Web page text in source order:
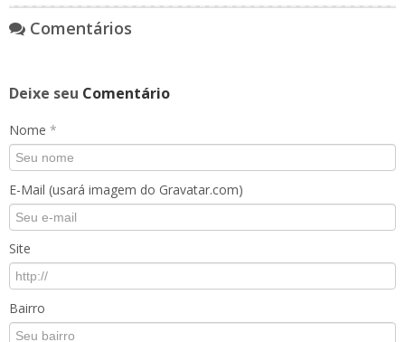
Comentários
Deixe seu Comentário
Nome *
E-Mail (usará imagem do Gravatar.com)
Site
Bairro